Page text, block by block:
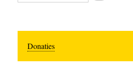
Donaties